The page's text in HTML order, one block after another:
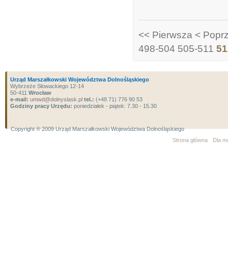
<< Pierwsza <
498-504 505-511
Urząd Marszałkowski Województwa Dolnośląskiego
Wybrzeże Słowackiego 12-14
50-411 Wrocław
e-mail: umwd@dolnyslask.pl tel.: (+48 71) 776 90 53
Godziny pracy Urzędu: poniedziałek - piątek: 7.30 - 15.30
Copyright ® 2009 Urząd Marszałkowski Województwa Dolnośląskiego
Strona główna
Dla